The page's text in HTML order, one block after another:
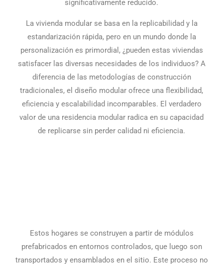
significativamente reducido.
La vivienda modular se basa en la replicabilidad y la
estandarización rápida, pero en un mundo donde la
personalización es primordial, ¿pueden estas viviendas
satisfacer las diversas necesidades de los individuos? A
diferencia de las metodologías de construcción
tradicionales, el diseño modular ofrece una flexibilidad,
eficiencia y escalabilidad incomparables. El verdadero
valor de una residencia modular radica en su capacidad
de replicarse sin perder calidad ni eficiencia.
Estos hogares se construyen a partir de módulos
prefabricados en entornos controlados, que luego son
transportados y ensamblados en el sitio. Este proceso no